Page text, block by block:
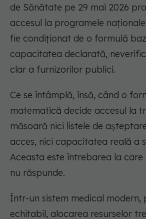
de Sănătate pe 29 mai 2026
accesul la programele
fie condiționat de o formulă
capacitatea declarată,
clar a furnizorilor publici.
Ce se întâmplă, însă, când o
matematică decide accesul la
măsoară nici listele de
acces, nici capacitatea reală a
Aceasta este întrebarea la care
nu răspunde.
Într-un sistem medical modern,
echitabil, alocarea resurselor